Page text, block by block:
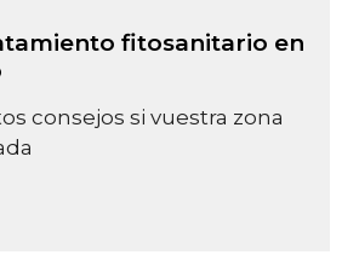
fitosanitario en
consejos si vuestra zona